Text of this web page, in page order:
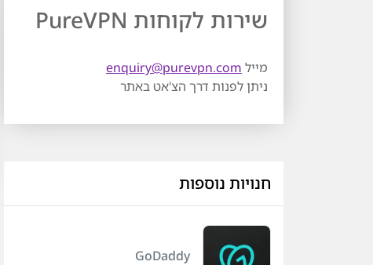
שירות לקוחות PureVPN
מייל enquiry@purevpn.com
ניתן לפנות דרך הצ'אט באתר
חנויות נוספות
GoDaddy